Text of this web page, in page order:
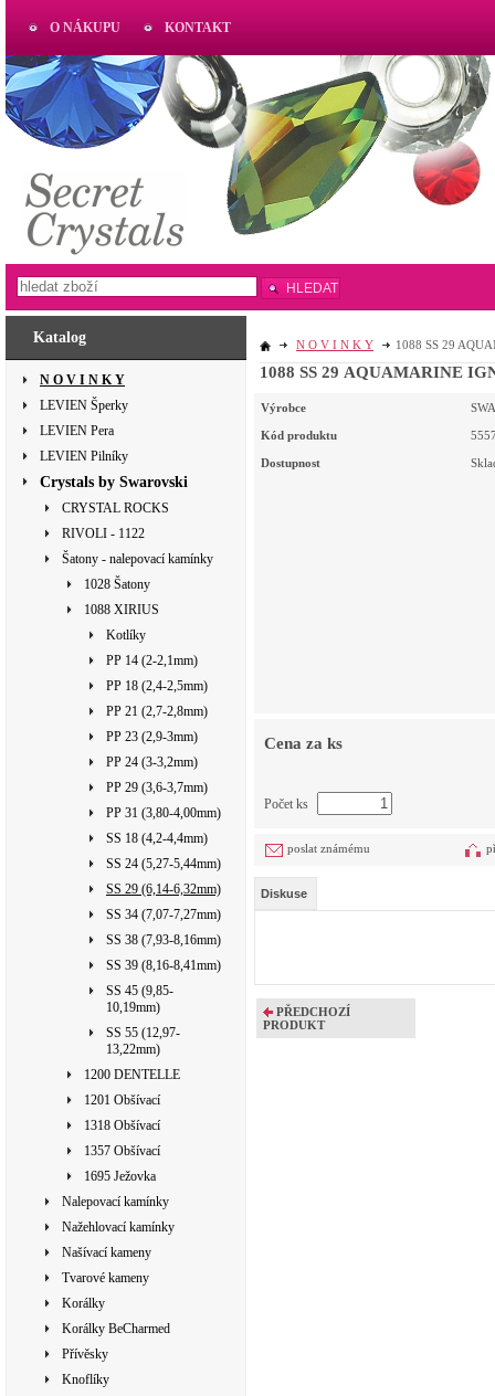
Katalog
N O V I N K Y
LEVIEN Šperky
LEVIEN Pera
LEVIEN Pilníky
Crystals by Swarovski
CRYSTAL ROCKS
RIVOLI - 1122
Šatony - nalepovací kamínky
1028 Šatony
1088 XIRIUS
Kotlíky
PP 14 (2-2,1mm)
PP 18 (2,4-2,5mm)
PP 21 (2,7-2,8mm)
PP 23 (2,9-3mm)
PP 24 (3-3,2mm)
PP 29 (3,6-3,7mm)
PP 31 (3,80-4,00mm)
SS 18 (4,2-4,4mm)
SS 24 (5,27-5,44mm)
SS 29 (6,14-6,32mm)
SS 34 (7,07-7,27mm)
SS 38 (7,93-8,16mm)
SS 39 (8,16-8,41mm)
SS 45 (9,85-
10,19mm)
SS 55 (12,97-
13,22mm)
1200 DENTELLE
1201 Obšívací
1318 Obšívací
1357 Obšívací
1695 Ježovka
Nalepovací kamínky
Nažehlovací kamínky
Našívací kameny
Tvarové kameny
Korálky
Korálky BeCharmed
Přívěsky
Knoflíky
N O V I N K Y 1088 SS 29
1088 SS 29 AQUAMARINE
Výrobce
Kód produktu
Dostupnost
Cena za ks
Počet ks
poslat známému
Diskuse
PŘEDCHOZÍ
PRODUKT
O NÁKUPU KONTAKT
AKTUAL
www.aktual-koralky.cz
HLEDAT